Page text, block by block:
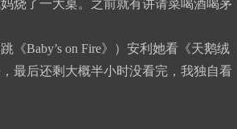
烧了一大桌。之前就有讲请菜喝酒喝茅
Baby’s on Fire》）安利她看《天鹅绒
最后还剩大概半小时没看完，我独自看